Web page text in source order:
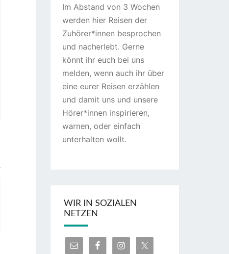
Im Abstand von 3 Wochen
werden hier Reisen der
Zuhörer*innen besprochen
und nacherlebt. Gerne
könnt ihr euch bei uns
melden, wenn auch ihr über
eine eurer Reisen erzählen
und damit uns und unsere
Hörer*innen inspirieren,
warnen, oder einfach
unterhalten wollt.
WIR IN SOZIALEN
NETZEN